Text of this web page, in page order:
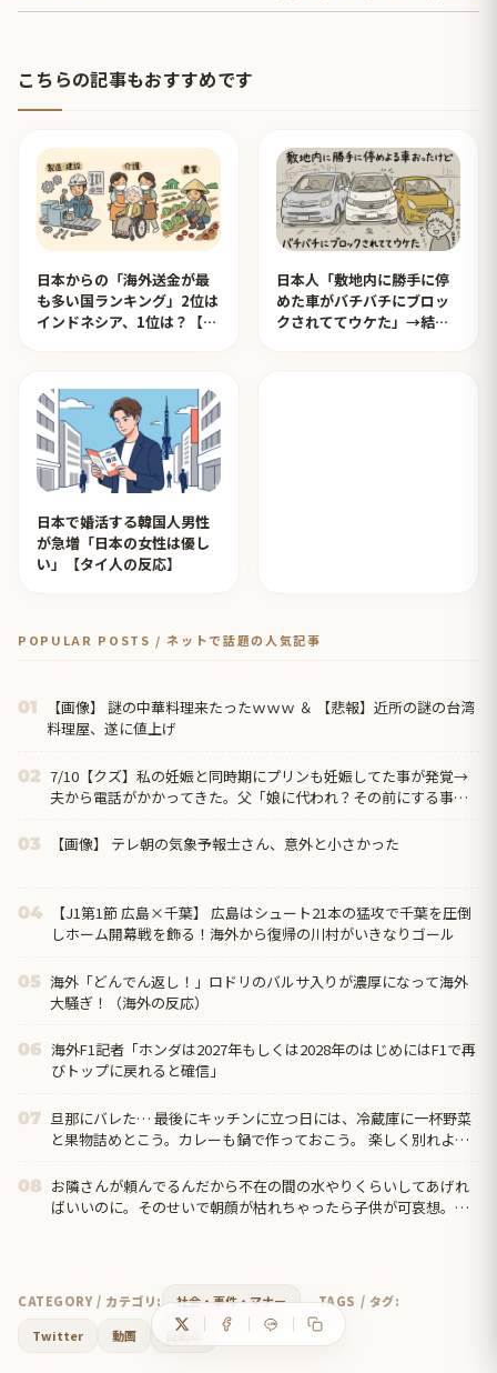
こちらの記事もおすすめです
日本からの「海外送金が最
も多い国ランキング」2位は
インドネシア、1位は？【タ
日本人「敷地内に勝手に停
めた車がバチバチにブロッ
クされててウケた」→結末
日本で婚活する韓国人男性
が急増「日本の女性は優し
い」【タイ人の反応】
POPULAR POSTS / ネットで話題の人気記事
01
【画像】 謎の中華料理来たったｗｗｗ ＆ 【悲報】近所の謎の台湾
料理屋、遂に値上げ
02 7/10【クズ】私の妊娠と同時期にプリンも妊娠してた事が発覚→
夫から電話がかかってきた。父「娘に代われ？その前にする事が
03 【画像】 テレ朝の気象予報士さん、意外と小さかった
04
【J1第1節 広島×千葉】 広島はシュート21本の猛攻で千葉を圧倒
しホーム開幕戦を飾る！海外から復帰の川村がいきなりゴール
05 海外「どんでん返し！」ロドリのバルサ入りが濃厚になって海外
大騒ぎ！（海外の反応）
06 海外F1記者「ホンダは2027年もしくは2028年のはじめにはF1で再
びトップに戻れると確信」
07 旦那にバレた… 最後にキッチンに立つ日には、冷蔵庫に一杯野菜
と果物詰めとこう。カレーも鍋で作っておこう。 楽しく別れよう
08 お隣さんが頼んでるんだから不在の間の水やりくらいしてあげれ
ばいいのに。そのせいで朝顔が枯れちゃったら子供が可哀想。た
CATEGORY / カテゴリ: 社会・事件・マナー
TAGS / タグ:
Twitter
動画 自動車